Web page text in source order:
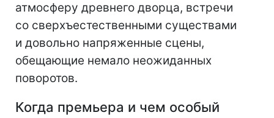
атмосферу древнего дворца, встречи
со сверхъестественными существами
и довольно напряженные сцены,
обещающие немало неожиданных
поворотов.
Когда премьера и чем особый